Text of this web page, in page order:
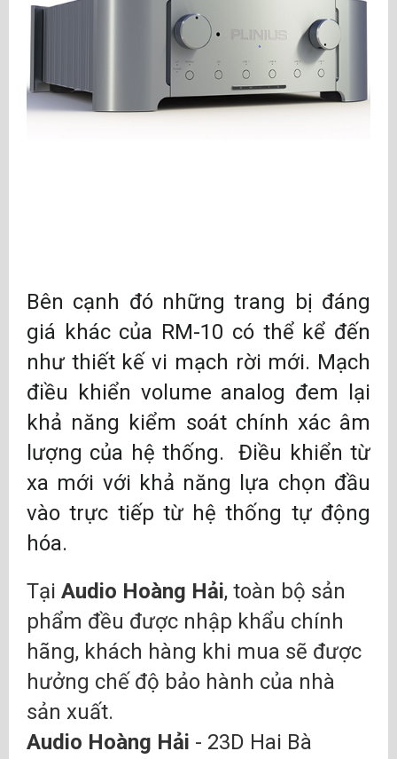
Bên cạnh đó những trang bị đáng
giá khác của RM-10 có thể kể đến
như thiết kế vi mạch rời mới. Mạch
điều khiển volume analog đem lại
khả năng kiểm soát chính xác âm
lượng của hệ thống. Điều khiển từ
xa mới với khả năng lựa chọn đầu
vào trực tiếp từ hệ thống tự động
hóa.
Tại Audio Hoàng Hải, toàn bộ sản
phẩm đều được nhập khẩu chính
hãng, khách hàng khi mua sẽ được
hưởng chế độ bảo hành của nhà
sản xuất.
Audio Hoàng Hải - 23D Hai Bà